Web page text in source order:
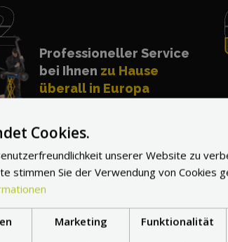
Professioneller Service
bei Ihnen zu Hause
überall in Europa
Cookies.
unserer Website zu
stimmen Sie der Verwendung von Cookies
Marketing Funktionalität